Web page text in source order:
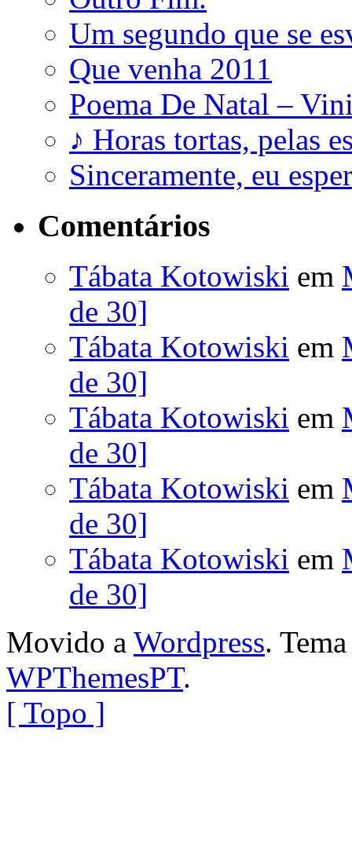
Um segundo que se
Que venha 2011
Poema De Natal –
♪ Horas tortas, pelas
Sinceramente, eu
Comentários
Tábata Kotowiski em
de 30]
Tábata Kotowiski em
de 30]
Tábata Kotowiski em
de 30]
Tábata Kotowiski em
de 30]
Tábata Kotowiski em
de 30]
Movido a Wordpress.
WPThemesPT.
[ Topo ]